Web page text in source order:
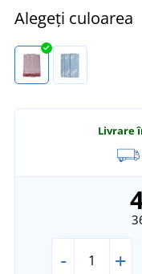
Alegeți culoarea
Livrare
- +